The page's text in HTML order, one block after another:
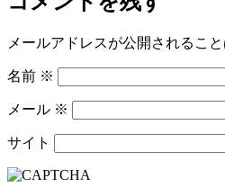
メールアドレスが公開されること
名前 ※
メール ※
サイト